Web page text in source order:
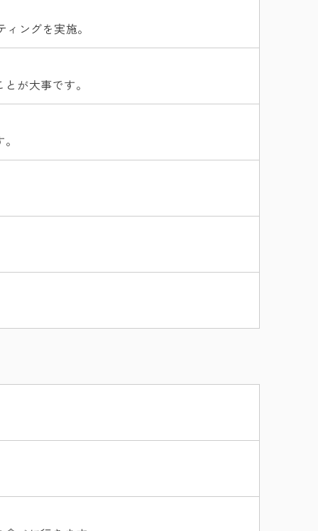
ングを実施。
が大事です。